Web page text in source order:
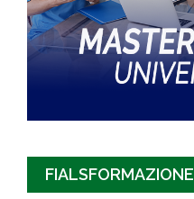
FIALSFORMAZIONE